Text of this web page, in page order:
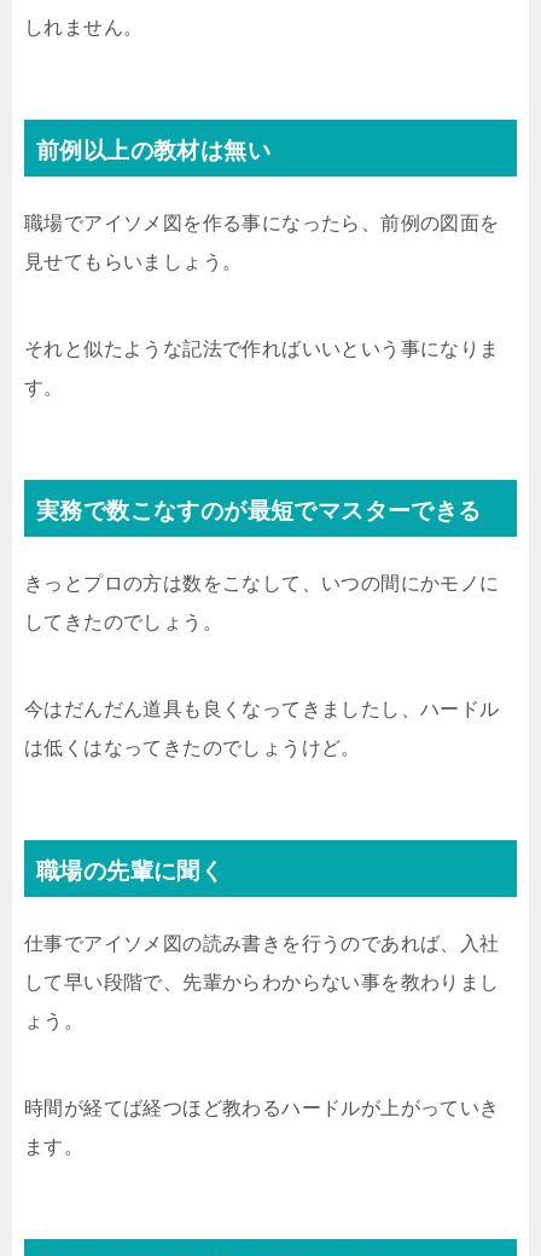
しれません。
前例以上の教材は無い
職場でアイソメ図を作る事になったら、前例の図面を
見せてもらいましょう。
それと似たような記法で作ればいいという事になりま
す。
実務で数こなすのが最短でマスターできる
きっとプロの方は数をこなして、いつの間にかモノに
してきたのでしょう。
今はだんだん道具も良くなってきましたし、ハードル
は低くはなってきたのでしょうけど。
職場の先輩に聞く
仕事でアイソメ図の読み書きを行うのであれば、入社
して早い段階で、先輩からわからない事を教わりまし
ょう。
時間が経てば経つほど教わるハードルが上がっていき
ます。